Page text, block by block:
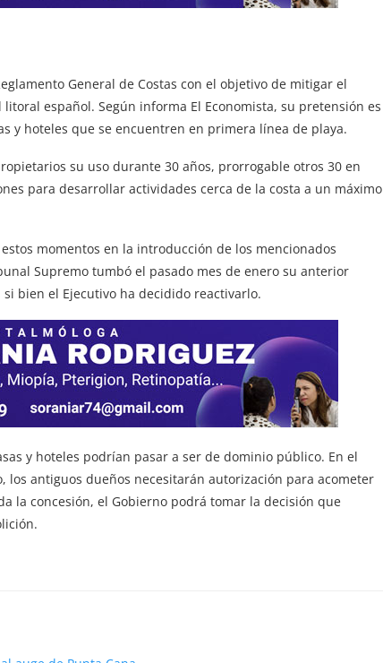
General de Costas con el objetivo de mitigar el
español. Según informa El Economista, su pretensión es
y hoteles que se encuentren en primera línea de playa.
su uso durante 30 años, prorrogable otros 30 en
para desarrollar actividades cerca de la costa a un máximo
momentos en la introducción de los mencionados
Supremo tumbó el pasado mes de enero su anterior
bien el Ejecutivo ha decidido reactivarlo.
y hoteles podrían pasar a ser de dominio público. En el
los antiguos dueños necesitarán autorización para acometer
la concesión, el Gobierno podrá tomar la decisión que